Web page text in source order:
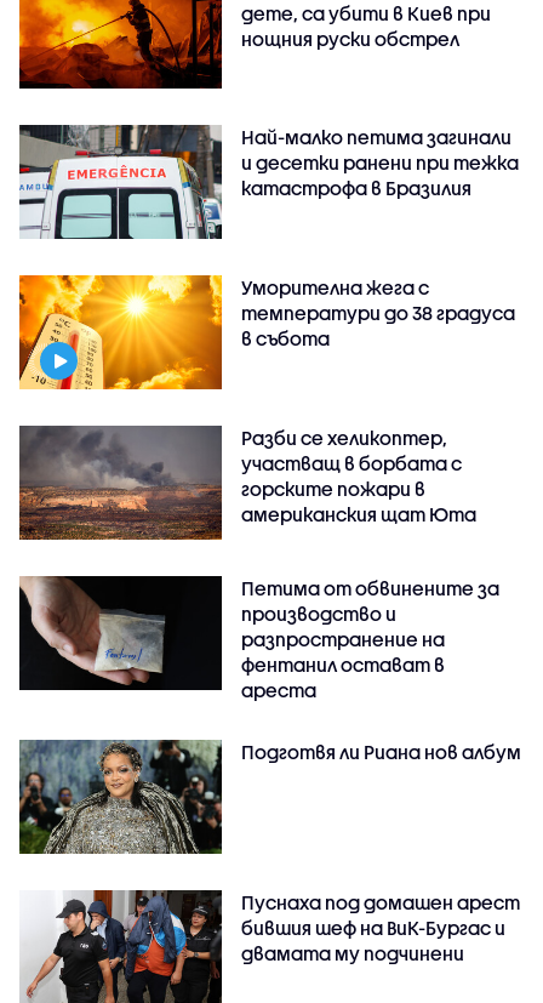
дете, са убити в Киев при
нощния руски обстрел
Най-малко петима загинали
и десетки ранени при тежка
катастрофа в Бразилия
Уморителна жега с
температури до 38 градуса
в събота
Разби се хеликоптер,
участващ в борбата с
горските пожари в
американския щат Юта
Петима от обвинените за
производство и
разпространение на
фентанил остават в
ареста
Подготвя ли Риана нов албум
Пуснаха под домашен арест
бившия шеф на ВиК-Бургас и
двамата му подчинени